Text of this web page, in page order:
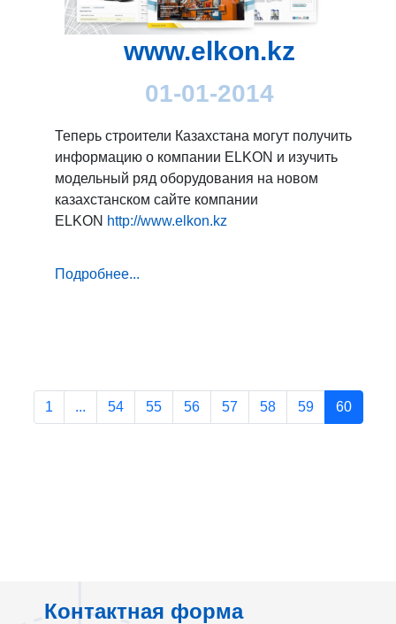
www.elkon.kz
01-01-2014
Теперь строители Казахстана могут получить
информацию о компании ELKON и изучить
модельный ряд оборудования на новом
казахстанском сайте компании
ELKON http://www.elkon.kz
Подробнее...
1 ... 54 55 56 57 58 59 60
Контактная форма